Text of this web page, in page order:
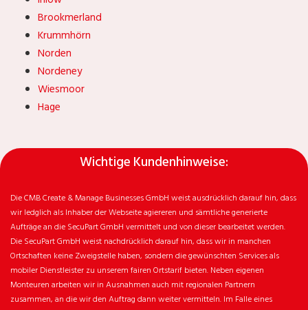
Brookmerland
Krummhörn
Norden
Nordeney
Wiesmoor
Hage
Wichtige Kundenhinweise:
Die CMB Create & Manage Businesses GmbH weist ausdrücklich darauf hin, dass
wir ledglich als Inhaber der Webseite agiereren und sämtliche generierte
Aufträge an die SecuPart GmbH vermittelt und von dieser bearbeitet werden.
Die SecuPart GmbH weist nachdrücklich darauf hin, dass wir in manchen
Ortschaften keine Zweigstelle haben, sondern die gewünschten Services als
mobiler Dienstleister zu unserem fairen Ortstarif bieten. Neben eigenen
Monteuren arbeiten wir in Ausnahmen auch mit regionalen Partnern
zusammen, an die wir den Auftrag dann weiter vermitteln. Im Falle eines